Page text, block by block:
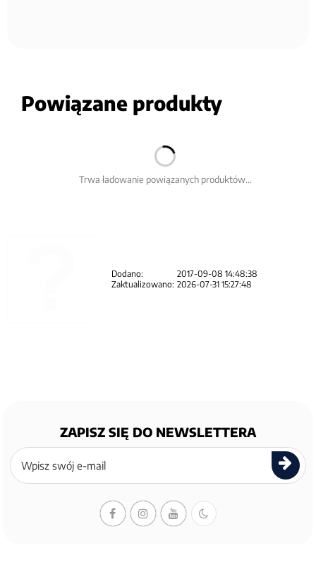
Powiązane produkty
Trwa ładowanie powiązanych produktów...
Dodano:
2017-09-08 14:48:38
Zaktualizowano: 2026-07-31 15:27:48
ZAPISZ SIĘ DO NEWSLETTERA
Zapisz
się
newslettera